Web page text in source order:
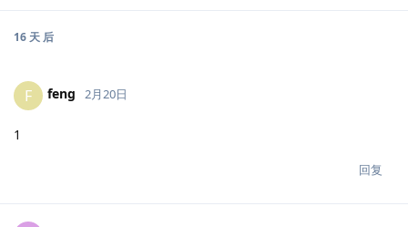
16 天 后
F feng 2月20日
1
回复